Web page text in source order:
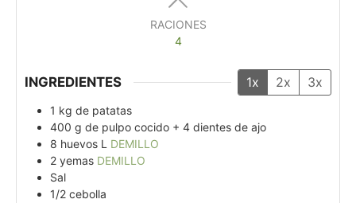
RACIONES
4
INGREDIENTES 1x 2x 3x
1 kg de patatas
400 g de pulpo cocido + 4 dientes de ajo
8 huevos L DEMILLO
2 yemas DEMILLO
Sal
1/2 cebolla